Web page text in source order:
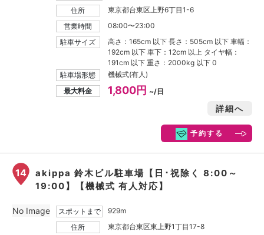
住所
東京都台東区上野6丁目1-6
営業時間
08:00〜23:00
駐車サイズ
高さ：165cm 以下 長さ：505cm 以下 車幅：
192cm 以下 車下：12cm 以上 タイヤ幅：
191cm 以下 重さ：2000kg 以下 0
駐車場形態
機械式(有人)
最大料金
1,800円 ~/日
詳細へ
予約する
14
akippa 鈴木ビル駐車場【日･祝除く 8:00～
19:00】【機械式 有人対応】
スポットまで
929m
住所
東京都台東区東上野1丁目17-8
No Image